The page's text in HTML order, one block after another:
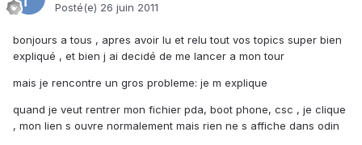
Posté(e) 26 juin 2011
bonjours a tous , apres avoir lu et relu tout vos topics super bien
expliqué , et bien j ai decidé de me lancer a mon tour
mais je rencontre un gros probleme: je m explique
quand je veut rentrer mon fichier pda, boot phone, csc , je clique
, mon lien s ouvre normalement mais rien ne s affiche dans odin